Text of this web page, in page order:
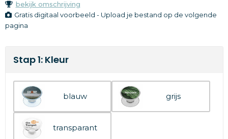
bekijk omschrijving
Gratis digitaal voorbeeld - Upload je bestand op de volgende
pagina
Stap 1: Kleur
blauw grijs
transparant